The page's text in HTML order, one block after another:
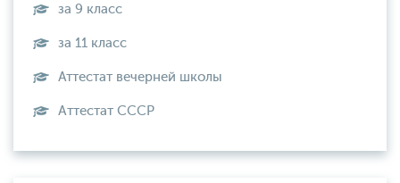
за 9 класс
за 11 класс
Аттестат вечерней школы
Aттестат СССР